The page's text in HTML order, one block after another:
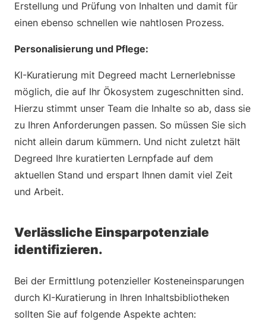
Erstellung und Prüfung von Inhalten und damit für
einen ebenso schnellen wie nahtlosen Prozess.
Personalisierung und Pflege:
KI-Kuratierung mit Degreed macht Lernerlebnisse
möglich, die auf Ihr Ökosystem zugeschnitten sind.
Hierzu stimmt unser Team die Inhalte so ab, dass sie
zu Ihren Anforderungen passen. So müssen Sie sich
nicht allein darum kümmern. Und nicht zuletzt hält
Degreed Ihre kuratierten Lernpfade auf dem
aktuellen Stand und erspart Ihnen damit viel Zeit
und Arbeit.
Verlässliche Einsparpotenziale
identifizieren.
Bei der Ermittlung potenzieller Kosteneinsparungen
durch KI-Kuratierung in Ihren Inhaltsbibliotheken
sollten Sie auf folgende Aspekte achten: